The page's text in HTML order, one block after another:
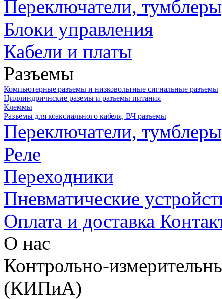
Переключатели,
Блоки управления
Кабели и платы
Разъемы
Компьютерные разъемы и низковольтные сигнальные разъемы
Циллиндричнские раземы и разъемы питания
Клеммы
Разъемы для коаксиального кабеля, ВЧ разъемы
Переключатели,
Реле
Переходники
Пневматические
Оплата и доставка
О нас
Контрольно-
(КИПиА)